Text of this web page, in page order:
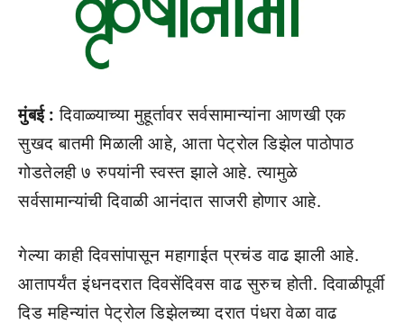
मुंबई : दिवाळ्याच्या मुहूर्तावर सर्वसामान्यांना आणखी एक
सुखद बातमी मिळाली आहे, आता पेट्रोल डिझेल पाठोपाठ
गोडतेलही ७ रुपयांनी स्वस्त झाले आहे. त्यामुळे
सर्वसामान्यांची दिवाळी आनंदात साजरी होणार आहे.
गेल्या काही दिवसांपासून महागाईत प्रचंड वाढ झाली आहे.
आतापर्यंत इंधनदरात दिवसेंदिवस वाढ सुरुच होती. दिवाळीपूर्वी
दिड महिन्यांत पेट्रोल डिझेलच्या दरात पंधरा वेळा वाढ